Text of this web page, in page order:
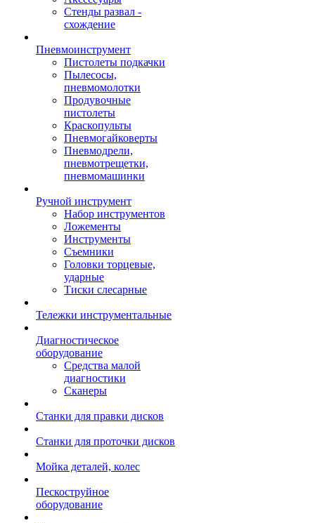
Стенды развал -
схождение
Пневмоинструмент
Пистолеты подкачки
Пылесосы,
пневмомолотки
Продувочные
пистолеты
Краскопульты
Пневмогайковерты
Пневмодрели,
пневмотрещетки,
пневмомашинки
Ручной инструмент
Набор инструментов
Ложементы
Инструменты
Съемники
Головки торцевые,
ударные
Тиски слесарные
Тележки инструментальные
Диагностическое
оборудование
Средства малой
диагностики
Сканеры
Станки для правки дисков
Станки для проточки дисков
Мойка деталей, колес
Пескоструйное
оборудование